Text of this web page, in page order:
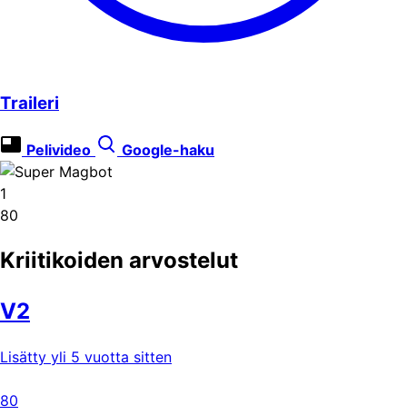
Traileri
Pelivideo Google-haku
1
80
Kriitikoiden arvostelut
V2
Lisätty yli 5 vuotta sitten
80